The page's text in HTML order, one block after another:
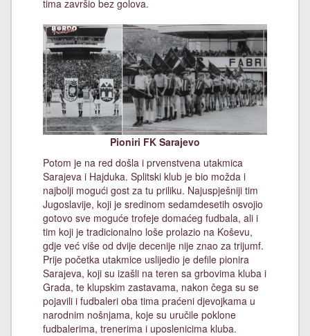
tima završio bez golova.
Pioniri FK Sarajevo
Potom je na red došla i prvenstvena utakmica
Sarajeva i Hajduka. Splitski klub je bio možda i
najbolji mogući gost za tu priliku. Najuspješniji tim
Jugoslavije, koji je sredinom sedamdesetih osvojio
gotovo sve moguće trofeje domaćeg fudbala, ali i
tim koji je tradicionalno loše prolazio na Koševu,
gdje već više od dvije decenije nije znao za trijumf.
Prije početka utakmice uslijedio je defile pionira
Sarajeva, koji su izašli na teren sa grbovima kluba i
Grada, te klupskim zastavama, nakon čega su se
pojavili i fudbaleri oba tima praćeni djevojkama u
narodnim nošnjama, koje su uručile poklone
fudbalerima, trenerima i uposlenicima kluba.